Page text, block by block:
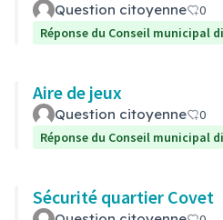
Question citoyenne
0
Réponse du Conseil municipal
Aire de jeux
Question citoyenne
0
Réponse du Conseil municipal
Sécurité quartier Covet